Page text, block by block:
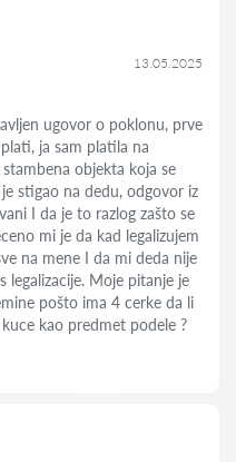
13.05.2025
ugovor o poklonu, prve
ja sam platila na
objekta koja se
stigao na dedu, odgovor iz
I da je to razlog zašto se
mi je da kad legalizujem
na mene I da mi deda nije
legalizacije. Moje pitanje je
pošto ima 4 cerke da li
kao predmet podele ?